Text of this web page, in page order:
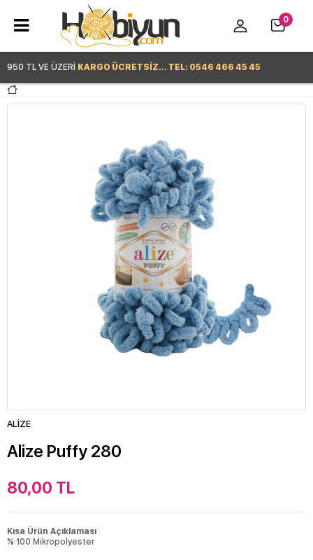
950 TL VE ÜZERİ KARGO ÜCRETSİZ... TEL: 0546 466 45 45
0
ALİZE
Alize Puffy 280
80,00 TL
Kısa Ürün Açıklaması
% 100 Mikropolyester